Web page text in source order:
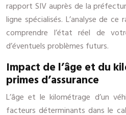
rapport SIV auprès de la
ligne spécialisés. L’analyse de ce
comprendre l’état réel de
d’éventuels problèmes futurs.
Impact de l’âge et du
primes d’assurance
L’âge et le kilométrage d’un
facteurs déterminants dans le